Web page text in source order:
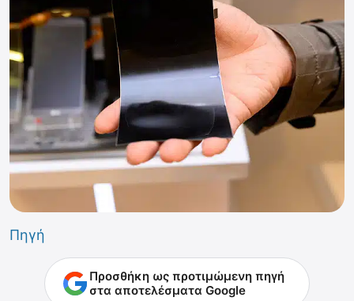
Πηγή
Προσθήκη ως προτιμώμενη πηγή
στα αποτελέσματα Google